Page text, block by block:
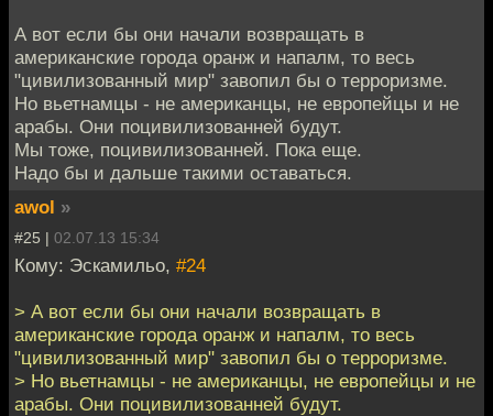
А вот если бы они начали возвращать в
американские города оранж и напалм, то весь
"цивилизованный мир" завопил бы о терроризме.
Но вьетнамцы - не американцы, не европейцы и не
арабы. Они поцивилизованней будут.
Мы тоже, поцивилизованней. Пока еще.
Надо бы и дальше такими оставаться.
awol »
#25 | 02.07.13 15:34
Кому: Эскамильо, #24
> А вот если бы они начали возвращать в
американские города оранж и напалм, то весь
"цивилизованный мир" завопил бы о терроризме.
> Но вьетнамцы - не американцы, не европейцы и не
арабы. Они поцивилизованней будут.